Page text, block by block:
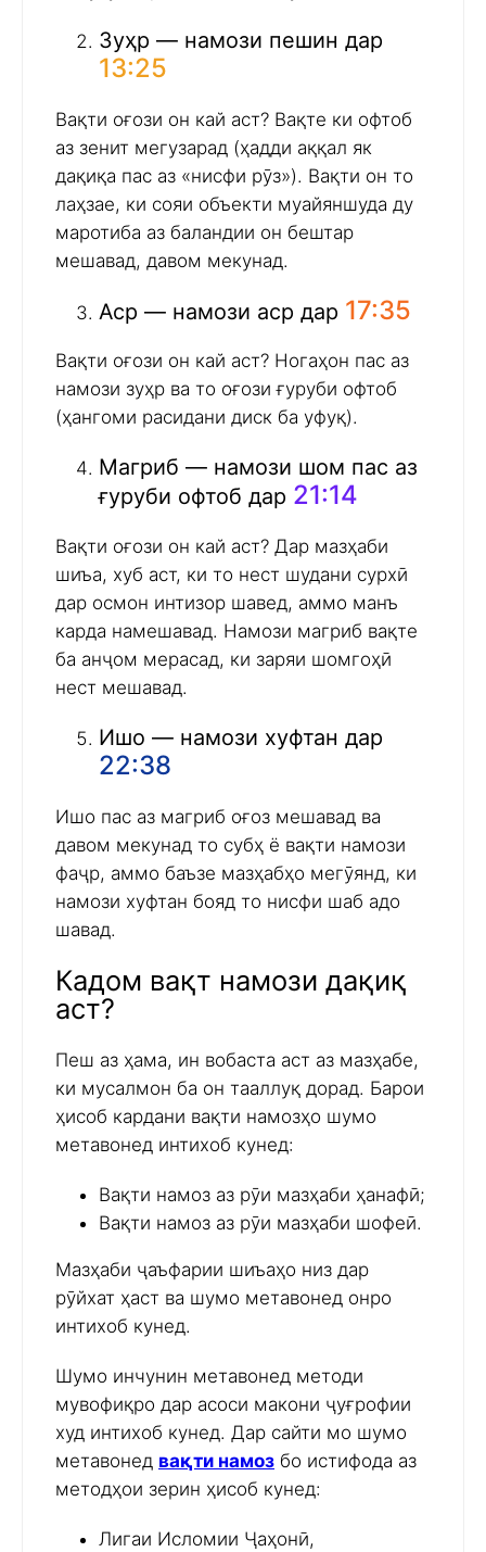
Зуҳр — намози пешин дар
13:25
Вақти оғози он кай аст? Вақте ки офтоб
аз зенит мегузарад (ҳадди аққал як
дақиқа пас аз «нисфи рӯз»). Вақти он то
лаҳзае, ки сояи объекти муайяншуда ду
маротиба аз баландии он бештар
мешавад, давом мекунад.
Аср — намози аср дар 17:35
Вақти оғози он кай аст? Ногаҳон пас аз
намози зуҳр ва то оғози ғуруби офтоб
(ҳангоми расидани диск ба уфуқ).
Магриб — намози шом пас аз
ғуруби офтоб дар 21:14
Вақти оғози он кай аст? Дар мазҳаби
шиъа, хуб аст, ки то нест шудани сурхӣ
дар осмон интизор шавед, аммо манъ
карда намешавад. Намози магриб вақте
ба анҷом мерасад, ки заряи шомгоҳӣ
нест мешавад.
Ишо — намози хуфтан дар
22:38
Ишо пас аз магриб оғоз мешавад ва
давом мекунад то субҳ ё вақти намози
фаҷр, аммо баъзе мазҳабҳо мегӯянд, ки
намози хуфтан бояд то нисфи шаб адо
шавад.
Кадом вақт намози дақиқ
аст?
Пеш аз ҳама, ин вобаста аст аз мазҳабе,
ки мусалмон ба он тааллуқ дорад. Барои
ҳисоб кардани вақти намозҳо шумо
метавонед интихоб кунед:
Вақти намоз аз рӯи мазҳаби ҳанафӣ;
Вақти намоз аз рӯи мазҳаби шофеӣ.
Мазҳаби ҷаъфарии шиъаҳо низ дар
рӯйхат ҳаст ва шумо метавонед онро
интихоб кунед.
Шумо инчунин метавонед методи
мувофиқро дар асоси макони ҷуғрофии
худ интихоб кунед. Дар сайти мо шумо
метавонед вақти намоз бо истифода аз
методҳои зерин ҳисоб кунед:
Лигаи Исломии Ҷаҳонӣ,